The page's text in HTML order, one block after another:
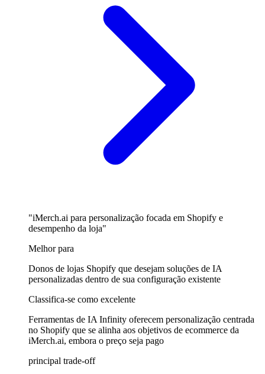
"iMerch.ai para personalização focada em Shopify e
desempenho da loja"
Melhor para
Donos de lojas Shopify que desejam soluções de IA
personalizadas dentro de sua configuração existente
Classifica-se como excelente
Ferramentas de IA Infinity oferecem personalização centrada
no Shopify que se alinha aos objetivos de ecommerce da
iMerch.ai, embora o preço seja pago
principal trade-off